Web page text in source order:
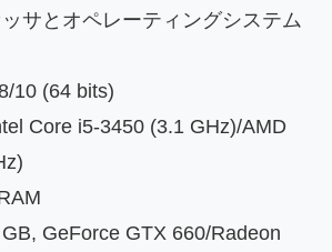
サとオペレーティングシステム
10 (64 bits)
Core i5-3450 (3.1 GHz)/AMD
GeForce GTX 660/Radeon